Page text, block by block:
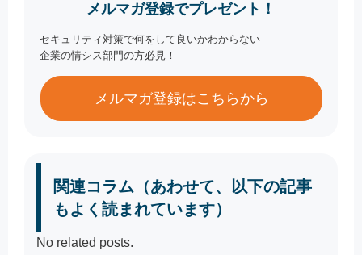
メルマガ登録でプレゼント！
セキュリティ対策で何をして良いかわからない
企業の情シス部門の方必見！
メルマガ登録はこちらから
関連コラム（あわせて、以下の記事
もよく読まれています）
No related posts.